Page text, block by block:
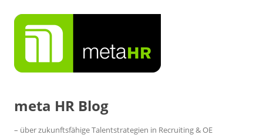
Inhalt
springen
meta HR Blog
– über zukunftsfähige Talentstrategien in Recruiting & OE